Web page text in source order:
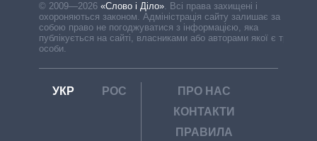
© 2009—2026 «Слово і Діло». Всі права захищені і
охороняються законом. Адміністрація сайту залишає за
собою право не погоджуватися з інформацією, яка
публікується на сайті, власниками або авторами якої є треті
особи.
УКР РОС
ПРО НАС
КОНТАКТИ
ПРАВИЛА